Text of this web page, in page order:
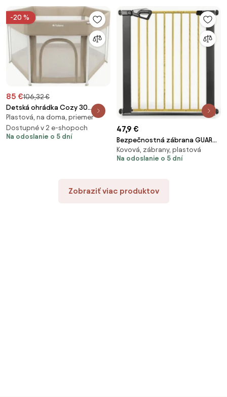
-20 %
85 €106,32 €
Detská ohrádka Cozy 30
béžová
Plastová, na doma, priemer
Dostupné v 2 e-shopoch
Na odoslanie o 5 dní
47,9 €
Bezpečnostná zábrana GUARDY
čierna / prírodná
Kovová, zábrany, plastová
Na odoslanie o 5 dní
Zobraziť viac produktov